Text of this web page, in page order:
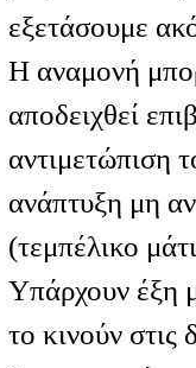
εξετάσουμε
Η αναμονή
αποδειχθεί
αντιμετώπιση
ανάπτυξη μη
(τεμπέλικο
Υπάρχουν έξη
το κινούν στις